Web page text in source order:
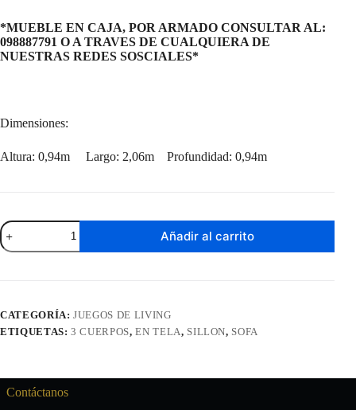
*MUEBLE EN CAJA, POR ARMADO CONSULTAR AL:
098887791 O A TRAVES DE CUALQUIERA DE
NUESTRAS REDES SOSCIALES*
Dimensiones:
Altura: 0,94m Largo: 2,06m Profundidad: 0,94m
Sofá
Oxford
3
Añadir al carrito
CATEGORÍA:JUEGOS DE LIVING
ETIQUETAS:3 CUERPOS,EN TELA, SILLON, SOFA
Contáctanos